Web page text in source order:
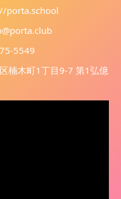
porta.school
5549
楠木町1丁目9-7 第1弘億